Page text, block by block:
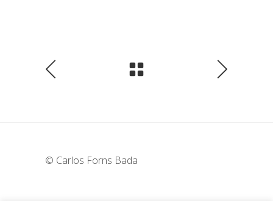
© Carlos Forns Bada